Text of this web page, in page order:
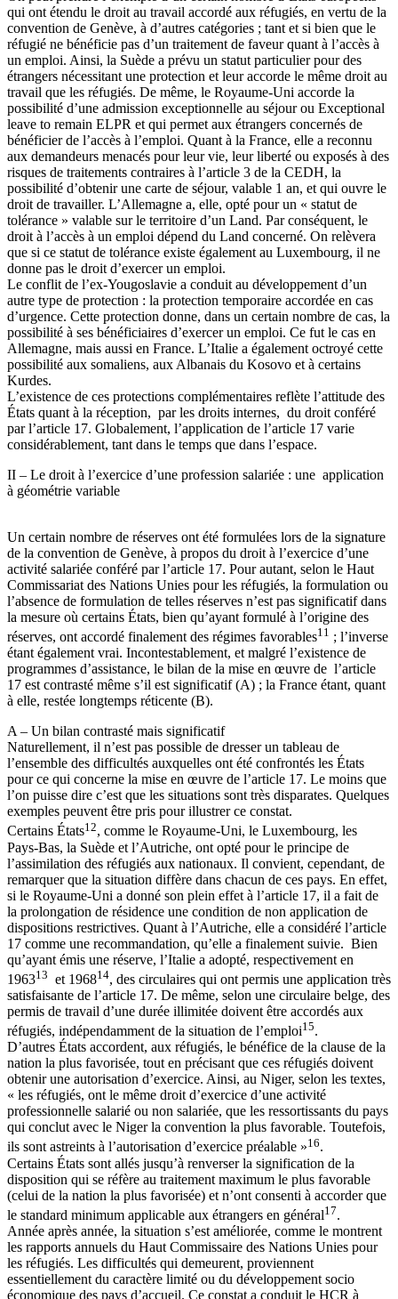
qui ont étendu le droit au travail accordé aux réfugiés, en vertu de la
convention de Genève, à d’autres catégories ; tant et si bien que le
réfugié ne bénéficie pas d’un traitement de faveur quant à l’accès à
un emploi. Ainsi, la Suède a prévu un statut particulier pour des
étrangers nécessitant une protection et leur accorde le même droit au
travail que les réfugiés. De même, le Royaume-Uni accorde la
possibilité d’une admission exceptionnelle au séjour ou Exceptional
leave to remain ELPR et qui permet aux étrangers concernés de
bénéficier de l’accès à l’emploi. Quant à la France, elle a reconnu
aux demandeurs menacés pour leur vie, leur liberté ou exposés à des
risques de traitements contraires à l’article 3 de la CEDH, la
possibilité d’obtenir une carte de séjour, valable 1 an, et qui ouvre le
droit de travailler. L’Allemagne a, elle, opté pour un « statut de
tolérance » valable sur le territoire d’un Land. Par conséquent, le
droit à l’accès à un emploi dépend du Land concerné. On relèvera
que si ce statut de tolérance existe également au Luxembourg, il ne
donne pas le droit d’exercer un emploi.
Le conflit de l’ex-Yougoslavie a conduit au développement d’un
autre type de protection : la protection temporaire accordée en cas
d’urgence. Cette protection donne, dans un certain nombre de cas, la
possibilité à ses bénéficiaires d’exercer un emploi. Ce fut le cas en
Allemagne, mais aussi en France. L’Italie a également octroyé cette
possibilité aux somaliens, aux Albanais du Kosovo et à certains
Kurdes.
L’existence de ces protections complémentaires reflète l’attitude des
États quant à la réception, par les droits internes, du droit conféré
par l’article 17. Globalement, l’application de l’article 17 varie
considérablement, tant dans le temps que dans l’espace.
II – Le droit à l’exercice d’une profession salariée : une application
à géométrie variable
Un certain nombre de réserves ont été formulées lors de la signature
de la convention de Genève, à propos du droit à l’exercice d’une
activité salariée conféré par l’article 17. Pour autant, selon le Haut
Commissariat des Nations Unies pour les réfugiés, la formulation ou
l’absence de formulation de telles réserves n’est pas significatif dans
la mesure où certains États, bien qu’ayant formulé à l’origine des
réserves, ont accordé finalement des régimes favorables11 ; l’inverse
étant également vrai. Incontestablement, et malgré l’existence de
programmes d’assistance, le bilan de la mise en œuvre de l’article
17 est contrasté même s’il est significatif (A) ; la France étant, quant
à elle, restée longtemps réticente (B).
A – Un bilan contrasté mais significatif
Naturellement, il n’est pas possible de dresser un tableau de
l’ensemble des difficultés auxquelles ont été confrontés les États
pour ce qui concerne la mise en œuvre de l’article 17. Le moins que
l’on puisse dire c’est que les situations sont très disparates. Quelques
exemples peuvent être pris pour illustrer ce constat.
Certains États12, comme le Royaume-Uni, le Luxembourg, les
Pays-Bas, la Suède et l’Autriche, ont opté pour le principe de
l’assimilation des réfugiés aux nationaux. Il convient, cependant, de
remarquer que la situation diffère dans chacun de ces pays. En effet,
si le Royaume-Uni a donné son plein effet à l’article 17, il a fait de
la prolongation de résidence une condition de non application de
dispositions restrictives. Quant à l’Autriche, elle a considéré l’article
17 comme une recommandation, qu’elle a finalement suivie. Bien
qu’ayant émis une réserve, l’Italie a adopté, respectivement en
196313 et 196814, des circulaires qui ont permis une application très
satisfaisante de l’article 17. De même, selon une circulaire belge, des
permis de travail d’une durée illimitée doivent être accordés aux
réfugiés, indépendamment de la situation de l’emploi15.
D’autres États accordent, aux réfugiés, le bénéfice de la clause de la
nation la plus favorisée, tout en précisant que ces réfugiés doivent
obtenir une autorisation d’exercice. Ainsi, au Niger, selon les textes,
« les réfugiés, ont le même droit d’exercice d’une activité
professionnelle salarié ou non salariée, que les ressortissants du pays
qui conclut avec le Niger la convention la plus favorable. Toutefois,
ils sont astreints à l’autorisation d’exercice préalable »16.
Certains États sont allés jusqu’à renverser la signification de la
disposition qui se réfère au traitement maximum le plus favorable
(celui de la nation la plus favorisée) et n’ont consenti à accorder que
le standard minimum applicable aux étrangers en général17.
Année après année, la situation s’est améliorée, comme le montrent
les rapports annuels du Haut Commissaire des Nations Unies pour
les réfugiés. Les difficultés qui demeurent, proviennent
essentiellement du caractère limité ou du développement socio
économique des pays d’accueil. Ce constat a conduit le HCR à